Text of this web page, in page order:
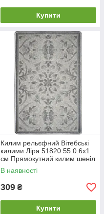
Купити
Килим рельєфний Вітебські
килими Ліра 51820 55 0.6х1
см Прямокутний килим шеніл
Сірий килим з візерунком
В наявності
309 ₴
Купити